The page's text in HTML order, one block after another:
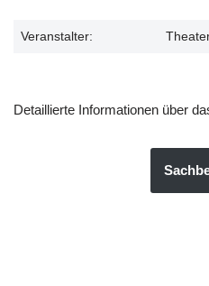
Veranstalter:
Detaillierte Informationen über